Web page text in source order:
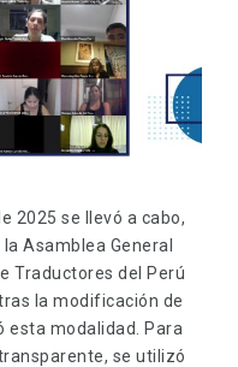
2025 se llevó a cabo,
Asamblea General
Traductores del Perú
la modificación de
modalidad. Para
se utilizó